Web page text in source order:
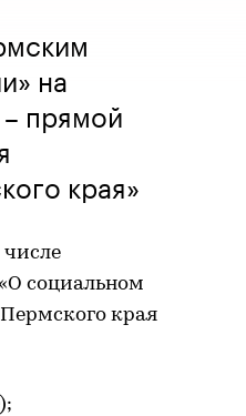
на
прямой
края»
социальном
края